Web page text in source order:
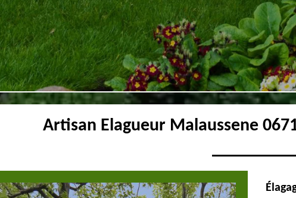
Artisan Elagueur Malaussene